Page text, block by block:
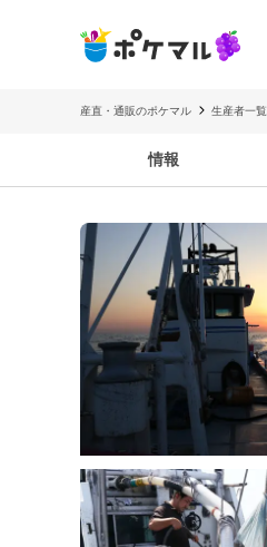
産直・通販のポケマル 生産者一覧
情報